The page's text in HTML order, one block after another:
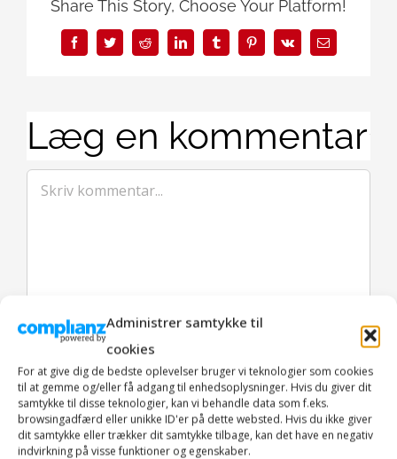
Administrer samtykke til
cookies
For at give dig de bedste oplevelser bruger vi teknologier som cookies
til at gemme og/eller få adgang til enhedsoplysninger. Hvis du giver dit
samtykke til disse teknologier, kan vi behandle data som f.eks.
browsingadfærd eller unikke ID'er på dette websted. Hvis du ikke giver
dit samtykke eller trækker dit samtykke tilbage, kan det have en negativ
indvirkning på visse funktioner og egenskaber.
Share This Story, Choose Your Platform!
FacebookTwitterReddit LinkedInTumblrPinterest
Vk
E-
mail
Læg en kommentar